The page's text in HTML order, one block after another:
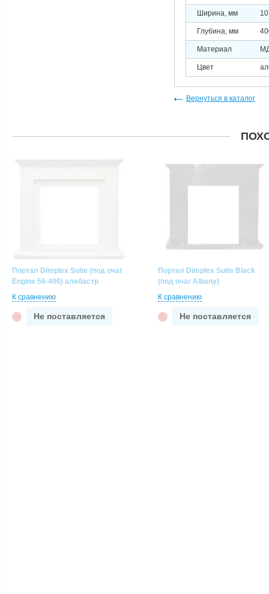
Ширина, мм
Глубина, мм
Материал
Цвет
Вернуться в каталог
Портал Dimplex Suite (под очаг
Engine 56-400) алебастр
К сравнению
Не поставляется
Портал Dimplex Suite Black
(под очаг Albany)
К сравнению
Не поставляется